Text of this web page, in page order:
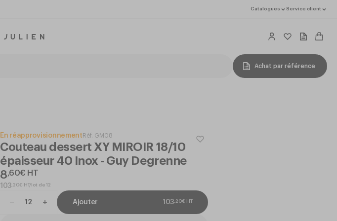
Catalogues Service client
Achat par référence
En réapprovisionnement Réf. GM08
Couteau dessert XY MIROIR 18/10
épaisseur 40 Inox - Guy Degrenne
8,60€ HT
103 20€ HT/lot de 12
Ajouter 103 20€ HT